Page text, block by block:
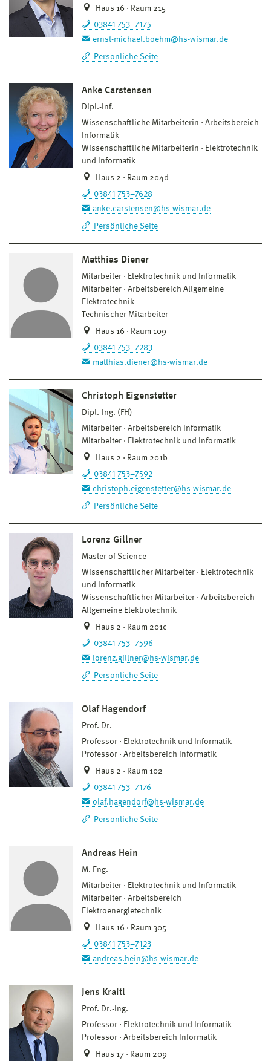
Haus 16 · Raum 215
03841 753–7175
ernst-michael.boehm@hs-wismar.de
Persönliche Seite
Anke Carstensen
Dipl.-Inf.
Wissenschaftliche Mitarbeiterin
Arbeitsbereich
Informatik
Wissenschaftliche Mitarbeiterin
Elektrotechnik
und Informatik
Haus 2 · Raum 204d
03841 753–7628
anke.carstensen@hs-wismar.de
Persönliche Seite
Matthias Diener
Mitarbeiter
Elektrotechnik und Informatik
Mitarbeiter
Arbeitsbereich Allgemeine
Elektrotechnik
Technischer Mitarbeiter
Haus 16 · Raum 109
03841 753–7283
matthias.diener@hs-wismar.de
Christoph Eigenstetter
Dipl.-Ing. (FH)
Mitarbeiter
Arbeitsbereich Informatik
Mitarbeiter
Elektrotechnik und Informatik
Haus 2 · Raum 201b
03841 753–7592
christoph.eigenstetter@hs-wismar.de
Persönliche Seite
Lorenz Gillner
Master of Science
Wissenschaftlicher Mitarbeiter
Elektrotechnik
und Informatik
Wissenschaftlicher Mitarbeiter
Arbeitsbereich
Allgemeine Elektrotechnik
Haus 2 · Raum 201c
03841 753–7596
lorenz.gillner@hs-wismar.de
Persönliche Seite
Olaf Hagendorf
Prof. Dr.
Professor
Elektrotechnik und Informatik
Professor
Arbeitsbereich Informatik
Haus 2 · Raum 102
03841 753–7176
olaf.hagendorf@hs-wismar.de
Persönliche Seite
Andreas Hein
M. Eng.
Mitarbeiter
Elektrotechnik und Informatik
Mitarbeiter
Arbeitsbereich
Elektroenergietechnik
Haus 16 · Raum 305
03841 753–7123
andreas.hein@hs-wismar.de
Jens Kraitl
Prof. Dr.-Ing.
Professor
Elektrotechnik und Informatik
Professor
Arbeitsbereich Informatik
Haus 17 · Raum 209